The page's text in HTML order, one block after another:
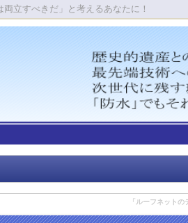
立すべきだ」と考えるあなたに！
「ルーフネットの